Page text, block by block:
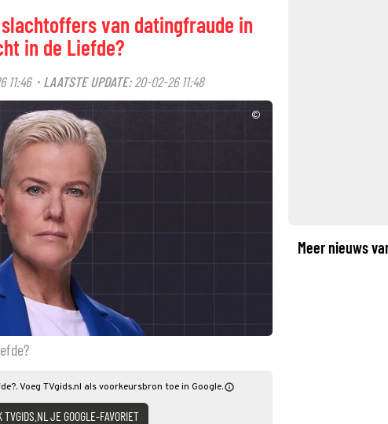
van datingfraude in
in de Liefde?
11:46· LAATSTE UPDATE: 20-02-26 11:48
©
Voeg TVgids.nl als voorkeursbron toe in Google.
TVGIDS.NL JE GOOGLE-FAVORIET
Meer nieuws